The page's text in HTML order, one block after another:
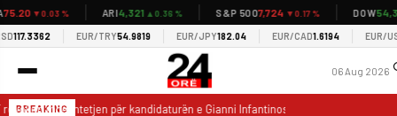
▼0.03 % ARI4,321▲0.36 % S&P 5007,724▼0.17 % DOW
EUR/TRY54.9819 EUR/JPY182.04 EUR/CAD1.6194 EUR/USD
06 Aug 2026
BREAKING
revokon mbështetjen për kandidaturën e Gianni Infantinos për President të